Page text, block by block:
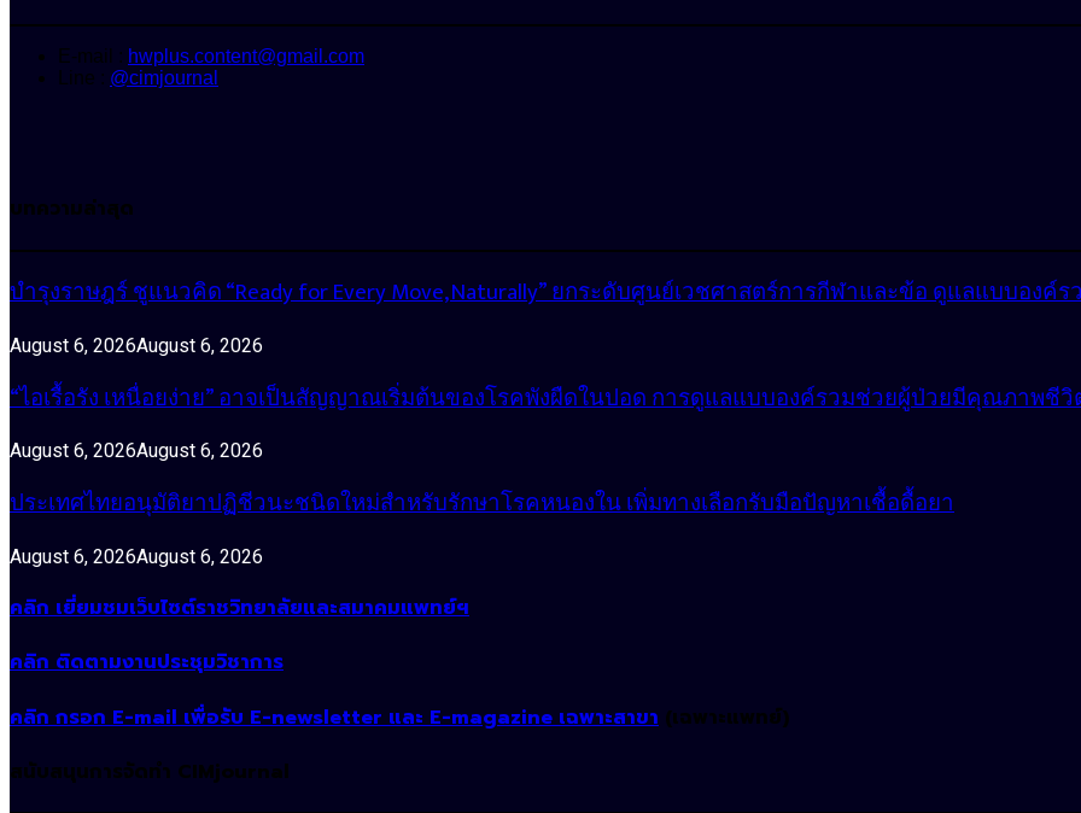
E-mail : hwplus.content@gmail.com
Line : @cimjournal
บทความล่าสุด
บำรุงราษฎร์ ชูแนวคิด “Ready for Every Move, Naturally” ยกระดับศูนย์เวชศาสตร์การกีฬาและข้อ ดูแลแบบองค์ร
August 6, 2026August 6, 2026
“ไอเรื้อรัง เหนื่อยง่าย” อาจเป็นสัญญาณเริ่มต้นของโรคพังผืดในปอด การดูแลแบบองค์รวมช่วยผู้ป่วยมีคุณภาพชี
August 6, 2026August 6, 2026
ประเทศไทยอนุมัติยาปฏิชีวนะชนิดใหม่สำหรับรักษาโรคหนองใน เพิ่มทางเลือกรับมือปัญหาเชื้อดื้อยา
August 6, 2026August 6, 2026
คลิก เยี่ยมชมเว็บไซต์ราชวิทยาลัยและสมาคมแพทย์ฯ
คลิก ติดตามงานประชุมวิชาการ
คลิก กรอก E-mail เพื่อรับ E-newsletter และ E-magazine เฉพาะสาขา (เฉพาะแพทย์)
สนับสนุนการจัดทำ CIMjournal